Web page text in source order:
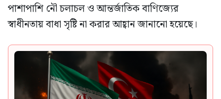
পাশাপাশি নৌ চলাচল ও আন্তর্জাতিক বাণিজ্যের
স্বাধীনতায় বাধা সৃষ্টি না করার আহ্বান জানানো হয়েছে।